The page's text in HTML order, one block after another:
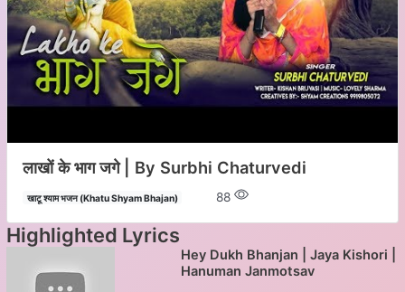
लाखों के भाग जगे | By Surbhi Chaturvedi
खाटू श्याम भजन (Khatu Shyam Bhajan) 88
Highlighted Lyrics
Hey Dukh Bhanjan | Jaya Kishori |
Hanuman Janmotsav